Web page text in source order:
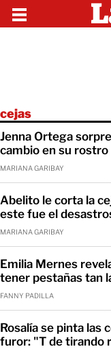
cejas
Jenna Ortega
cambio en su rostro
MARIANA GARIBAY
Abelito le corta la
este fue el
MARIANA GARIBAY
Emilia Mernes
tener pestañas tan
FANNY PADILLA
Rosalía se pinta las
furor: "T de tirando